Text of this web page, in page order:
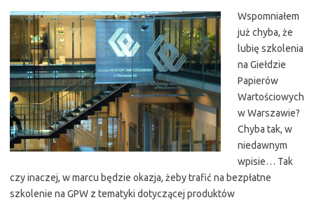
Wspomniałem
już chyba, że
lubię szkolenia
na Giełdzie
Papierów
Wartościowych
w Warszawie?
Chyba tak, w
niedawnym
wpisie… Tak
czy inaczej, w marcu będzie okazja, żeby trafić na bezpłatne
szkolenie na GPW z tematyki dotyczącej produktów